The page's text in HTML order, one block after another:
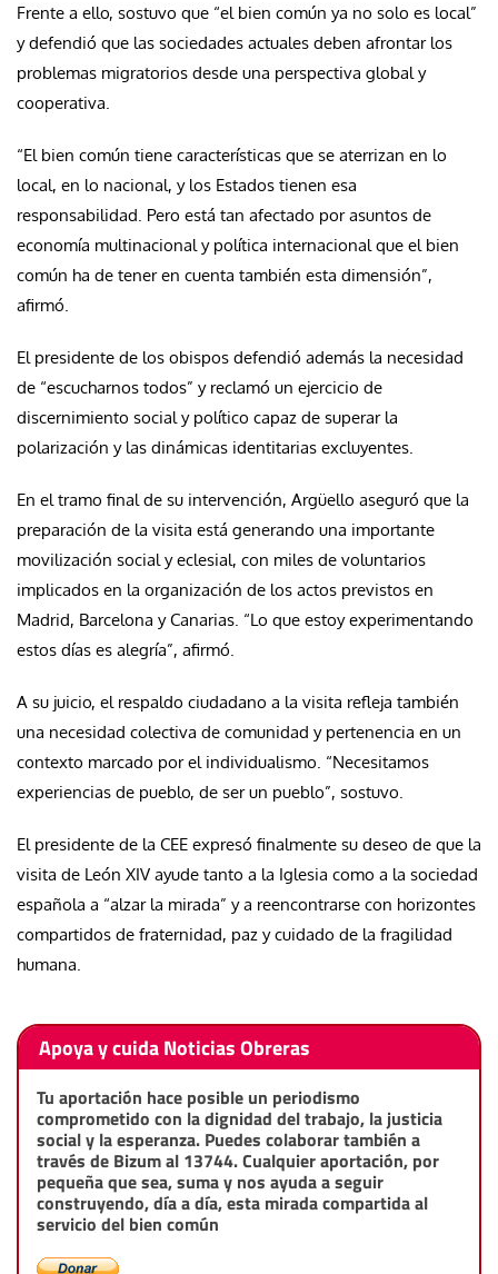
Frente a ello, sostuvo que “el bien común ya no solo es local”
y defendió que las sociedades actuales deben afrontar los
problemas migratorios desde una perspectiva global y
cooperativa.
“El bien común tiene características que se aterrizan en lo
local, en lo nacional, y los Estados tienen esa
responsabilidad. Pero está tan afectado por asuntos de
economía multinacional y política internacional que el bien
común ha de tener en cuenta también esta dimensión”,
afirmó.
El presidente de los obispos defendió además la necesidad
de “escucharnos todos” y reclamó un ejercicio de
discernimiento social y político capaz de superar la
polarización y las dinámicas identitarias excluyentes.
En el tramo final de su intervención, Argüello aseguró que la
preparación de la visita está generando una importante
movilización social y eclesial, con miles de voluntarios
implicados en la organización de los actos previstos en
Madrid, Barcelona y Canarias. “Lo que estoy experimentando
estos días es alegría”, afirmó.
A su juicio, el respaldo ciudadano a la visita refleja también
una necesidad colectiva de comunidad y pertenencia en un
contexto marcado por el individualismo. “Necesitamos
experiencias de pueblo, de ser un pueblo”, sostuvo.
El presidente de la CEE expresó finalmente su deseo de que la
visita de León XIV ayude tanto a la Iglesia como a la sociedad
española a “alzar la mirada” y a reencontrarse con horizontes
compartidos de fraternidad, paz y cuidado de la fragilidad
humana.
Apoya y cuida Noticias Obreras
Tu aportación hace posible un periodismo
comprometido con la dignidad del trabajo, la justicia
social y la esperanza. Puedes colaborar también a
través de Bizum al 13744. Cualquier aportación, por
pequeña que sea, suma y nos ayuda a seguir
construyendo, día a día, esta mirada compartida al
servicio del bien común